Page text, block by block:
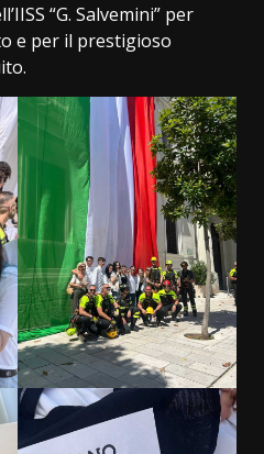
“G. Salvemini” per
e per il prestigioso